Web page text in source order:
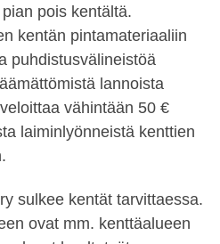
pois kentältä.
kentän pintamateriaaliin
puhdistusvälineistöä
lannoista
vähintään 50 €
laiminlyönneistä kenttien
sulkee kentät tarvittaessa.
ovat mm. kenttäalueen